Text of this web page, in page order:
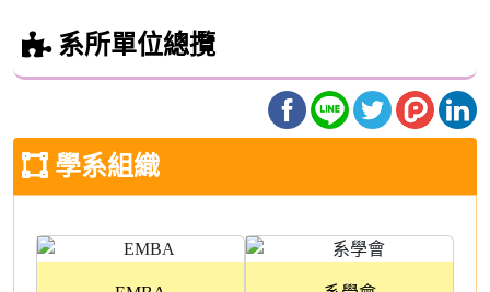
系所單位總攬
學系組織